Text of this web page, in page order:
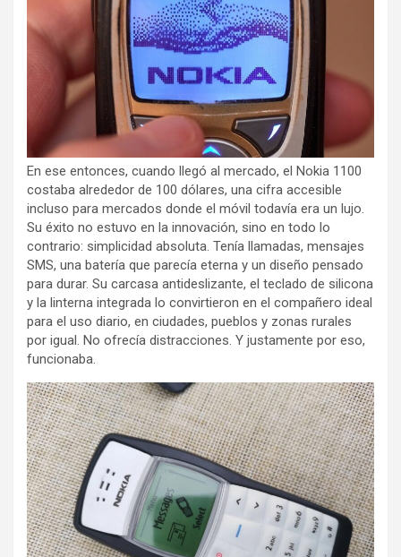
En ese entonces, cuando llegó al mercado, el Nokia 1100
costaba alrededor de 100 dólares, una cifra accesible
incluso para mercados donde el móvil todavía era un lujo.
Su éxito no estuvo en la innovación, sino en todo lo
contrario: simplicidad absoluta. Tenía llamadas, mensajes
SMS, una batería que parecía eterna y un diseño pensado
para durar. Su carcasa antideslizante, el teclado de silicona
y la linterna integrada lo convirtieron en el compañero ideal
para el uso diario, en ciudades, pueblos y zonas rurales
por igual. No ofrecía distracciones. Y justamente por eso,
funcionaba.